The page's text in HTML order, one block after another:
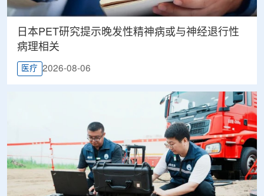
日本PET研究提示晚发性精神病或与神经退行性
病理相关
医疗 2026-08-06